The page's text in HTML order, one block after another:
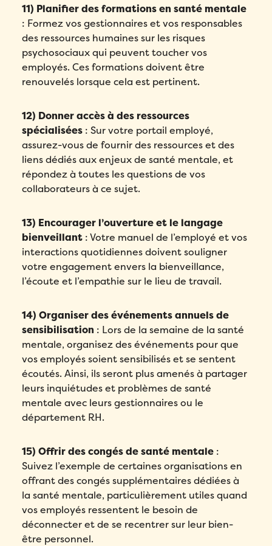
11) Planifier des formations en santé mentale
: Formez vos gestionnaires et vos responsables
des ressources humaines sur les risques
psychosociaux qui peuvent toucher vos
employés. Ces formations doivent être
renouvelés lorsque cela est pertinent.
12) Donner accès à des ressources
spécialisées : Sur votre portail employé,
assurez-vous de fournir des ressources et des
liens dédiés aux enjeux de santé mentale, et
répondez à toutes les questions de vos
collaborateurs à ce sujet.
13) Encourager l’ouverture et le langage
bienveillant : Votre manuel de l’employé et vos
interactions quotidiennes doivent souligner
votre engagement envers la bienveillance,
l’écoute et l’empathie sur le lieu de travail.
14) Organiser des événements annuels de
sensibilisation : Lors de la semaine de la santé
mentale, organisez des événements pour que
vos employés soient sensibilisés et se sentent
écoutés. Ainsi, ils seront plus amenés à partager
leurs inquiétudes et problèmes de santé
mentale avec leurs gestionnaires ou le
département RH.
15) Offrir des congés de santé mentale :
Suivez l’exemple de certaines organisations en
offrant des congés supplémentaires dédiées à
la santé mentale, particulièrement utiles quand
vos employés ressentent le besoin de
déconnecter et de se recentrer sur leur bien-
être personnel.